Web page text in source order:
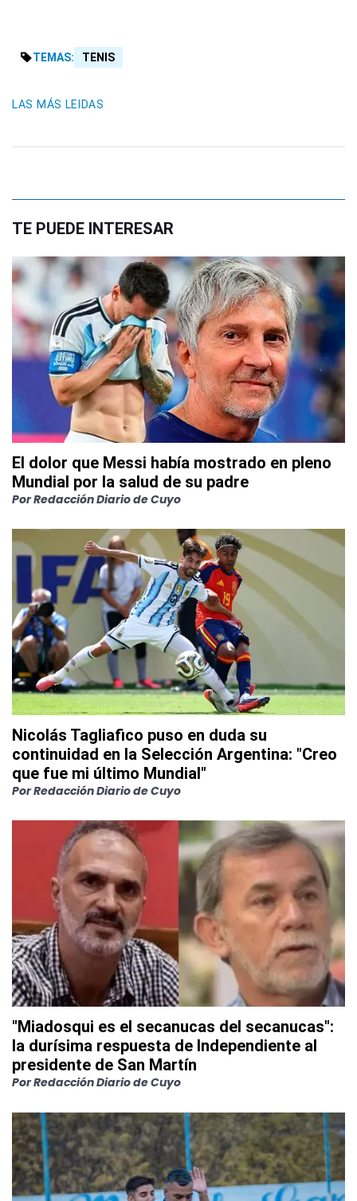
TEMAS: TENIS
LAS MÁS LEIDAS
TE PUEDE INTERESAR
El dolor que Messi había mostrado en pleno
Mundial por la salud de su padre
PorRedacción Diario de Cuyo
Nicolás Tagliafico puso en duda su
continuidad en la Selección Argentina: "Creo
que fue mi último Mundial"
PorRedacción Diario de Cuyo
"Miadosqui es el secanucas del secanucas":
la durísima respuesta de Independiente al
presidente de San Martín
PorRedacción Diario de Cuyo